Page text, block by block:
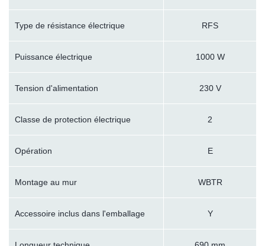
Type de résistance électrique RFS
Puissance électrique 1000 W
Tension d'alimentation 230 V
Classe de protection électrique 2
Opération E
Montage au mur WBTR
Accessoire inclus dans l'emballage Y